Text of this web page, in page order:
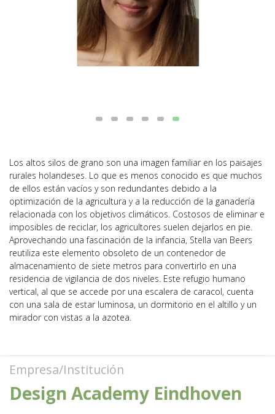
Los altos silos de grano son una imagen familiar en los paisajes
rurales holandeses. Lo que es menos conocido es que muchos
de ellos están vacíos y son redundantes debido a la
optimización de la agricultura y a la reducción de la ganadería
relacionada con los objetivos climáticos. Costosos de eliminar e
imposibles de reciclar, los agricultores suelen dejarlos en pie.
Aprovechando una fascinación de la infancia, Stella van Beers
reutiliza este elemento obsoleto de un contenedor de
almacenamiento de siete metros para convertirlo en una
residencia de vigilancia de dos niveles. Este refugio humano
vertical, al que se accede por una escalera de caracol, cuenta
con una sala de estar luminosa, un dormitorio en el altillo y un
mirador con vistas a la azotea.
Empresa/Institución
Design Academy Eindhoven